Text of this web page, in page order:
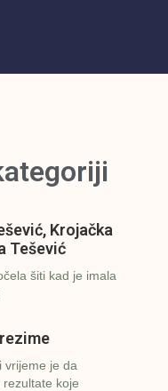
Krojačka
Tešević
šiti kad je imala
vrijeme je da
koje